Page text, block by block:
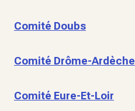
Comité Doubs
Comité Drôme-Ardèche
Comité Eure-Et-Loir